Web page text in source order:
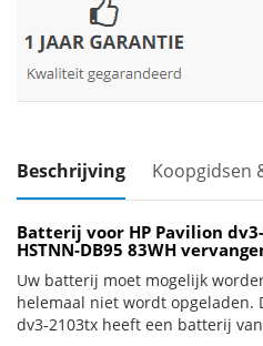
Beschrijving Koopgidsen
Batterij voor HP Pavilion
HSTNN-DB95 83WH
Uw batterij moet mogelijk
helemaal niet wordt opgeladen.
dv3-2103tx heeft een batterij